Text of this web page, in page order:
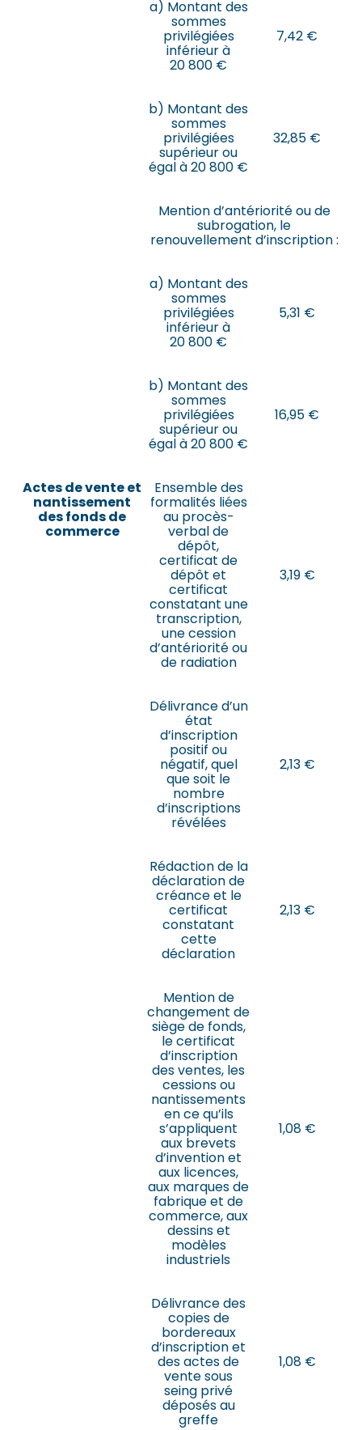
Actes de vente et
nantissement
des fonds de
commerce
a) Montant des
sommes
privilégiées
inférieur à
20 800 €
7,42 €
b) Montant des
sommes
privilégiées
supérieur ou
égal à 20 800 €
32,85 €
Mention d’antériorité ou de
subrogation, le
renouvellement d’inscription :
a) Montant des
sommes
privilégiées
inférieur à
20 800 €
5,31 €
b) Montant des
sommes
privilégiées
supérieur ou
égal à 20 800 €
16,95 €
Ensemble des
formalités liées
au procès-
verbal de
dépôt,
certificat de
dépôt et
certificat
constatant une
transcription,
une cession
d’antériorité ou
de radiation
3,19 €
Délivrance d’un
état
d’inscription
positif ou
négatif, quel
que soit le
nombre
d’inscriptions
révélées
2,13 €
Rédaction de la
déclaration de
créance et le
certificat
constatant
cette
déclaration
2,13 €
Mention de
changement de
siège de fonds,
le certificat
d’inscription
des ventes, les
cessions ou
nantissements
en ce qu’ils
s’appliquent
aux brevets
d’invention et
aux licences,
aux marques de
fabrique et de
commerce, aux
dessins et
modèles
industriels
1,08 €
Délivrance des
copies de
bordereaux
d’inscription et
des actes de
vente sous
seing privé
déposés au
greffe
1,08 €